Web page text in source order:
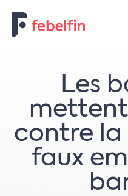
​​Les
contre la
faux